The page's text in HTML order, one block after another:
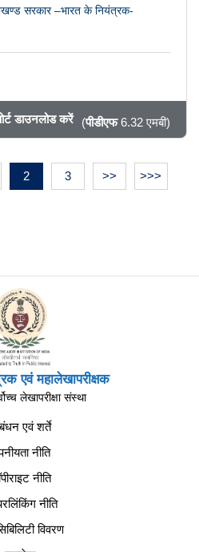
सरकार –भारत के नियंत्रक-
डाउनलोड करें (पीडीएफ6.32 एमबी)
2 3 >> >>>
एवं महालेखापरीक्षक
लेखापरीक्षा संस्था
एवं शर्ते
नीति
नीति
नीति
विवरण